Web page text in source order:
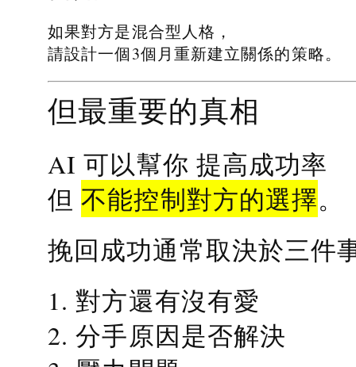
如果對方是混合型人格，
請設計一個3個月重新建立關係的策略。
但最重要的真相
AI 可以幫你 提高成功率
但不能控制對方的選擇。
挽回成功通常取決於三件
1. 對方還有沒有愛
2. 分手原因是否解決